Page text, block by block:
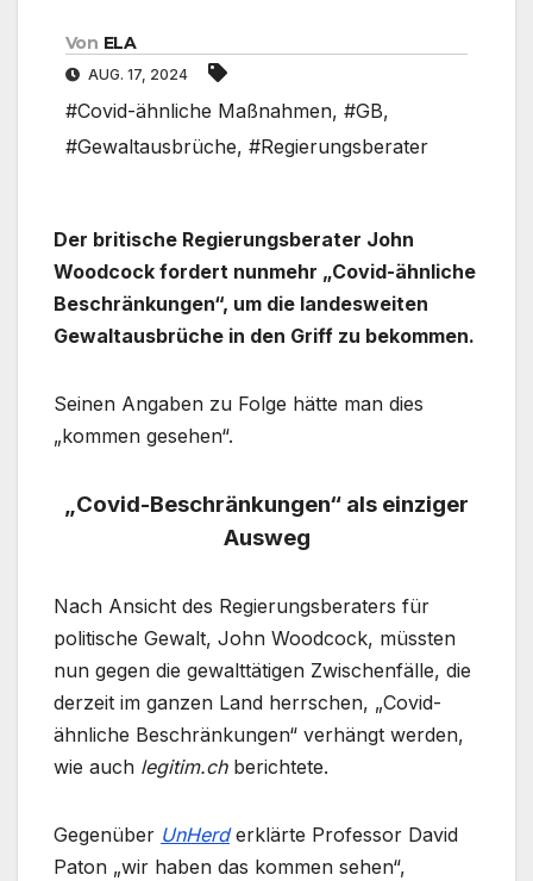
Von ELA
AUG. 17, 2024
#Covid-ähnliche Maßnahmen, #GB,
#Gewaltausbrüche, #Regierungsberater
Der britische Regierungsberater John
Woodcock fordert nunmehr „Covid-ähnliche
Beschränkungen“, um die landesweiten
Gewaltausbrüche in den Griff zu bekommen.
Seinen Angaben zu Folge hätte man dies
„kommen gesehen“.
„Covid-Beschränkungen“ als einziger
Ausweg
Nach Ansicht des Regierungsberaters für
politische Gewalt, John Woodcock, müssten
nun gegen die gewalttätigen Zwischenfälle, die
derzeit im ganzen Land herrschen, „Covid-
ähnliche Beschränkungen“ verhängt werden,
wie auch legitim.chberichtete.
Gegenüber UnHerderklärte Professor David
Paton „wir haben das kommen sehen“,